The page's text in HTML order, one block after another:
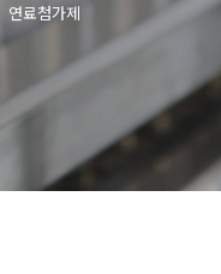
연료첨가제